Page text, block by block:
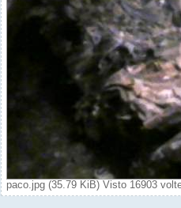
paco.jpg (35.79 KiB) Visto 16903